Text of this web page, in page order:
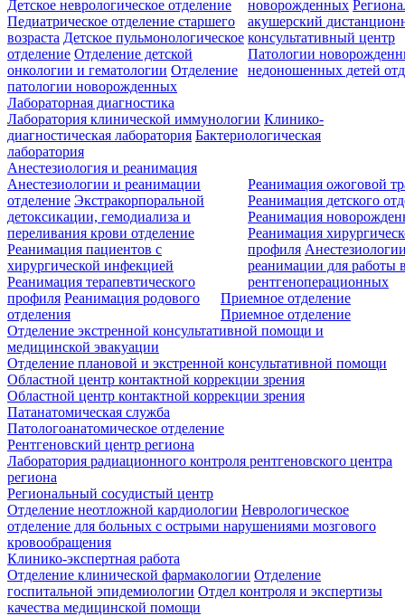
новорожденных
акушерский
консультативный центр
Патологии
недоношенных детей
Детское неврологическое отделение
Педиатрическое отделение старшего
возраста Детское пульмонологическое
отделение Отделение детской
онкологии и гематологии Отделение
патологии новорожденных
Лабораторная диагностика
Лаборатория клинической иммунологии Клинико-
диагностическая лаборатория Бактериологическая
лаборатория
Анестезиология и реанимация
Анестезиологии и реанимации
отделение Экстракорпоральной
детоксикации, гемодиализа и
переливания крови отделение
Реанимация пациентов с
хирургической инфекцией
Реанимация терапевтического
профиля Реанимация родового
отделения
Реанимация ожоговой
Реанимация детского
Реанимация
Реанимация
профиля
реанимации для работы
рентгеноперационных
Приемное отделение
Приемное отделение
Отделение экстренной консультативной помощи и
медицинской эвакуации
Отделение плановой и экстренной консультативной помощи
Областной центр контактной коррекции зрения
Областной центр контактной коррекции зрения
Патанатомическая служба
Патологоанатомическое отделение
Рентгеновский центр региона
Лаборатория радиационного контроля рентгеновского центра
региона
Региональный сосудистый центр
Отделение неотложной кардиологии Неврологическое
отделение для больных с острыми нарушениями мозгового
кровообращения
Клинико-экспертная работа
Отделение клинической фармакологии Отделение
госпитальной эпидемиологии Отдел контроля и экспертизы
качества медицинской помощи